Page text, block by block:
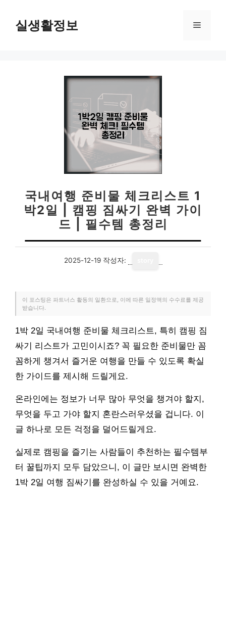
실생활정보 메
국내여행 준비물 체크리스트 1
박2일 | 캠핑 짐싸기 완벽 가이
드 | 필수템 총정리
2025-12-19 작성자:
이 포스팅은 파트너스 활동의 일환으로, 이에 따른 일정액의 수수료를 제공
받습니다.
1박 2일 국내여행 준비물 체크리스트, 특히 캠핑 짐
싸기 리스트가 고민이시죠? 꼭 필요한 준비물만 꼼
꼼하게 챙겨서 즐거운 여행을 만들 수 있도록 확실
한 가이드를 제시해 드릴게요.
온라인에는 정보가 너무 많아 무엇을 챙겨야 할지,
무엇을 두고 가야 할지 혼란스러우셨을 겁니다. 이
글 하나로 모든 걱정을 덜어드릴게요.
실제로 캠핑을 즐기는 사람들이 추천하는 필수템부
터 꿀팁까지 모두 담았으니, 이 글만 보시면 완벽한
1박 2일 여행 짐싸기를 완성하실 수 있을 거예요.